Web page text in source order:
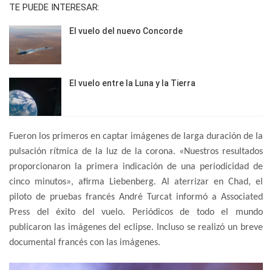
TE PUEDE INTERESAR:
El vuelo del nuevo Concorde
El vuelo entre la Luna y la Tierra
Fueron los primeros en captar imágenes de larga duración de la
pulsación rítmica de la luz de la corona. «Nuestros resultados
proporcionaron la primera indicación de una periodicidad de
cinco minutos», afirma Liebenberg. Al aterrizar en Chad, el
piloto de pruebas francés André Turcat informó a Associated
Press del éxito del vuelo. Periódicos de todo el mundo
publicaron las imágenes del eclipse. Incluso se realizó un breve
documental francés con las imágenes.